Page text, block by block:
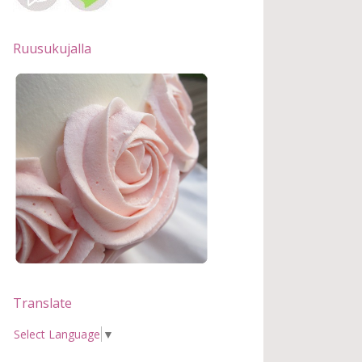
Ruusukujalla
Translate
Select Language ▼